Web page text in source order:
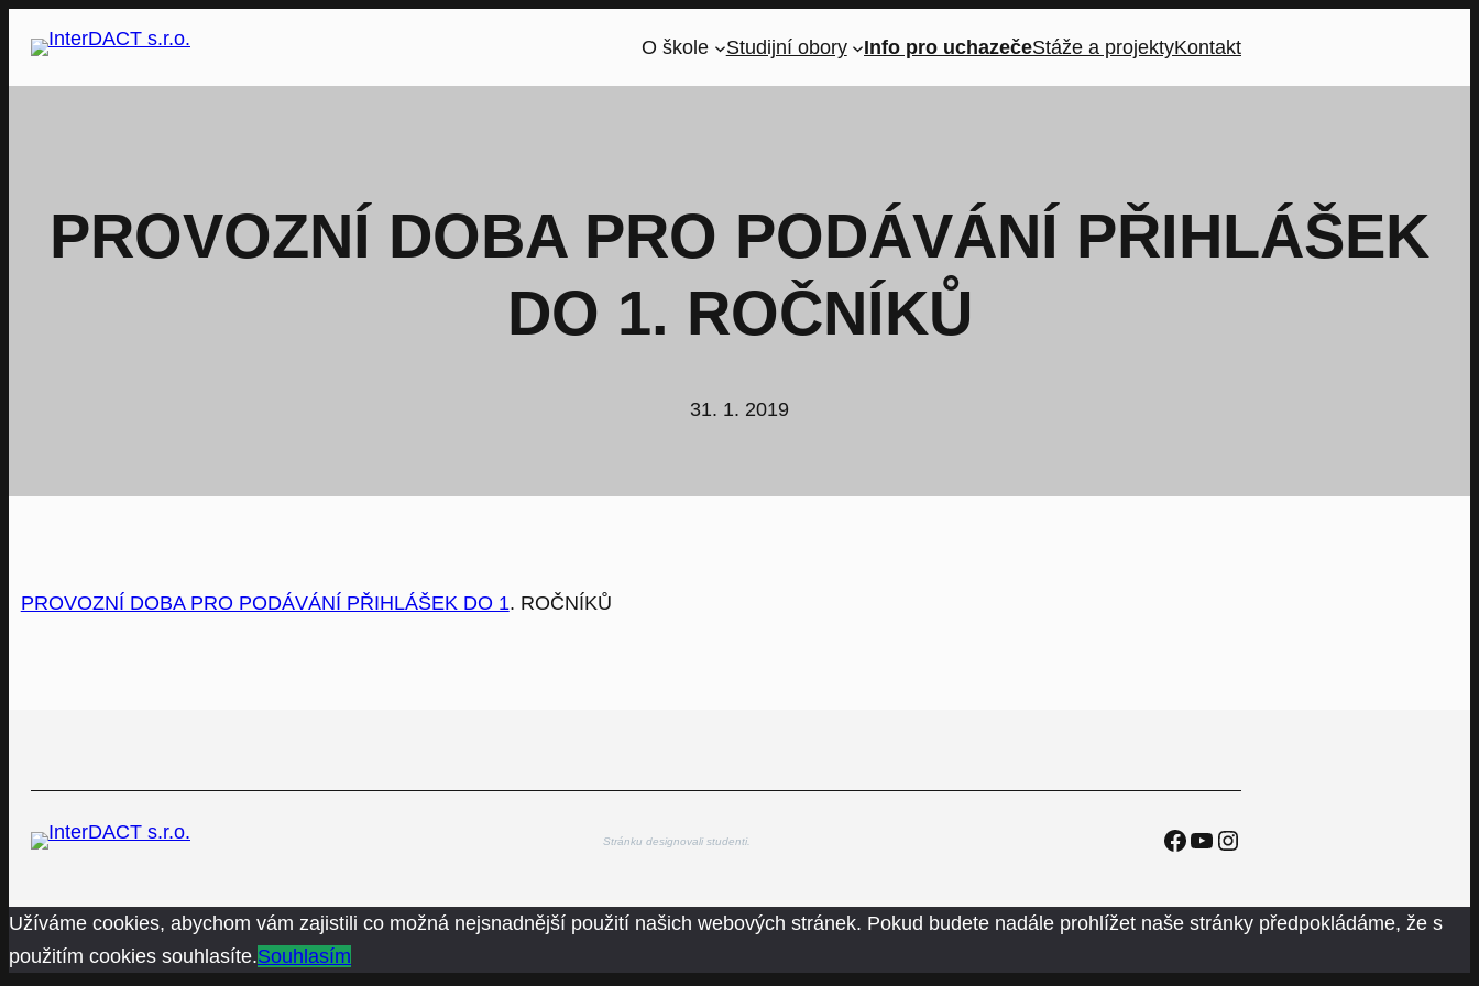
obsah
O škole Studijní obory Info pro uchazečeStáže a projektyKontakt
PROVOZNÍ DOBA PRO PODÁVÁNÍ PŘIHLÁŠEK
DO 1. ROČNÍKŮ
31. 1. 2019
PROVOZNÍ DOBA PRO PODÁVÁNÍ PŘIHLÁŠEK DO 1. ROČNÍKŮ
Stránku designovali studenti. Facebook
YouTube
Instagram
Užíváme cookies, abychom vám zajistili co možná nejsnadnější použití našich webových stránek. Pokud budete nadále prohlížet naše stránky předpokládáme, že s
použitím cookies souhlasíte.Souhlasím